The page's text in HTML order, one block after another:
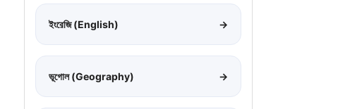
ইংরেজি (English) →
ভূগোল (Geography) →